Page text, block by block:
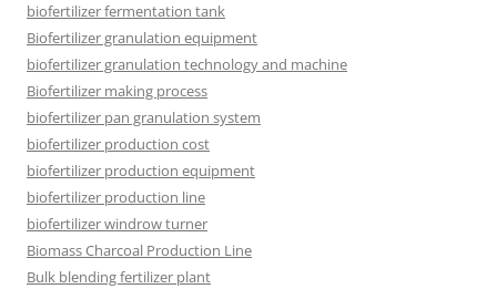
biofertilizer fermentation tank
Biofertilizer granulation equipment
biofertilizer granulation technology and machine
Biofertilizer making process
biofertilizer pan granulation system
biofertilizer production cost
biofertilizer production equipment
biofertilizer production line
biofertilizer windrow turner
Biomass Charcoal Production Line
Bulk blending fertilizer plant